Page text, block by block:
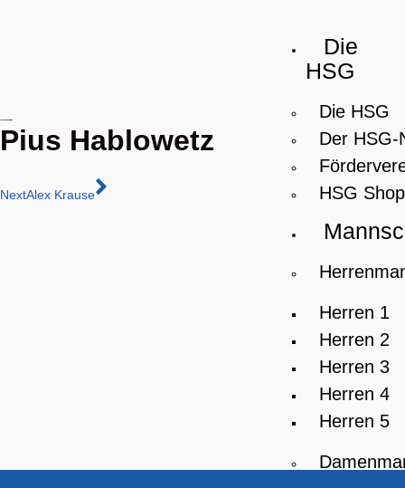
Die
HSG
Die HSG
Der HSG-
HSG Shop
Herren 1
Herren 2
Herren 3
Herren 4
Herren 5
Pius Hablowetz
NextAlex Krause